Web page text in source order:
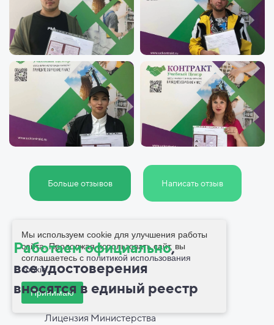
Больше отзывов Написать отзыв
Работаем официально,
всеудостоверения
вносятся в единый реестр
Лицензия Министерства
Мы используем cookie для улучшения работы
сайта. Продолжая использовать сайт, вы
соглашаетесь с политикой использования
cookie.
Принимаю